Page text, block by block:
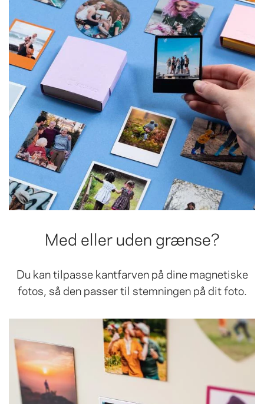
Med eller uden grænse?
Du kan tilpasse kantfarven på dine magnetiske
fotos, så den passer til stemningen på dit foto.